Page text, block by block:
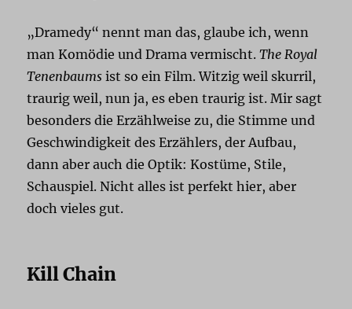
„Dramedy“ nennt man das, glaube ich, wenn
man Komödie und Drama vermischt.The Royal
Tenenbaums ist so ein Film. Witzig weil skurril,
traurig weil, nun ja, es eben traurig ist. Mir sagt
besonders die Erzählweise zu, die Stimme und
Geschwindigkeit des Erzählers, der Aufbau,
dann aber auch die Optik: Kostüme, Stile,
Schauspiel. Nicht alles ist perfekt hier, aber
doch vieles gut.
Kill Chain